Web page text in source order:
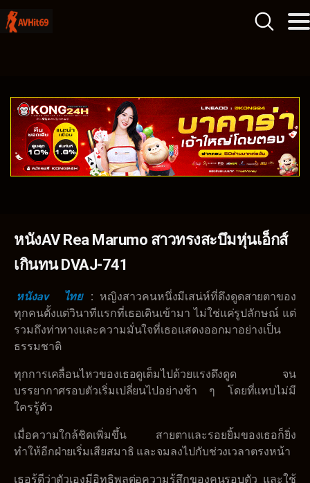
หนังAV Rea Marumo สาวทรงสะบึมหุ่นเอ็กส์
เกินทน DVAJ-741
หนังav ไทย : หญิงสาวคนหนึ่งมีเสน่ห์ที่ดึงดูดสายตาของ
ทุกคนตั้งแต่วินาทีแรกที่เธอเดินเข้ามา ไม่ใช่แค่รูปลักษณ์ แต่
รวมถึงท่าทางและความมั่นใจที่เธอแสดงออกมาอย่างเป็น
ธรรมชาติ
ทุกการเคลื่อนไหวของเธอดูเต็มไปด้วยแรงดึงดูด จน
บรรยากาศรอบตัวเริ่มเปลี่ยนไปอย่างช้า ๆ โดยที่แทบไม่มี
ใครรู้ตัว
เมื่อความใกล้ชิดเพิ่มขึ้น สายตาและรอยยิ้มของเธอก็ยิ่ง
ทำให้อีกฝ่ายเริ่มเสียสมาธิ และจมลงไปกับช่วงเวลาตรงหน้า
เธอรู้ดีว่าตัวเองมีอิทธิพลต่อความรู้สึกของคนรอบตัว และใช้